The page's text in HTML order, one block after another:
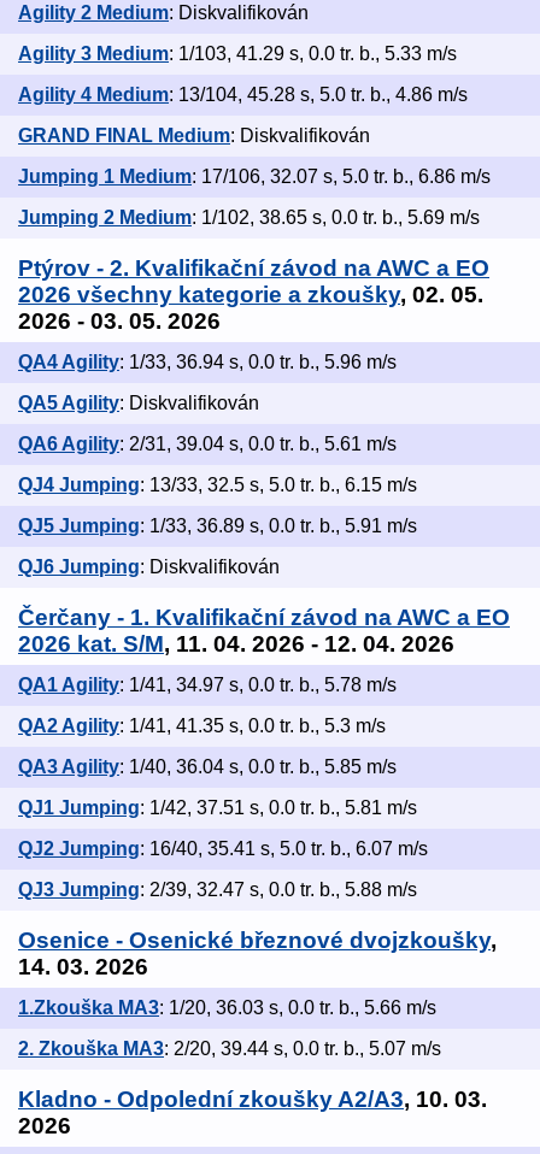
Agility 2 Medium: Diskvalifikován
Agility 3 Medium: 1/103, 41.29 s, 0.0 tr. b., 5.33 m/s
Agility 4 Medium: 13/104, 45.28 s, 5.0 tr. b., 4.86 m/s
GRAND FINAL Medium: Diskvalifikován
Jumping 1 Medium: 17/106, 32.07 s, 5.0 tr. b., 6.86 m/s
Jumping 2 Medium: 1/102, 38.65 s, 0.0 tr. b., 5.69 m/s
Ptýrov - 2. Kvalifikační závod na AWC a EO
2026 všechny kategorie a zkoušky, 02. 05.
2026 - 03. 05. 2026
QA4 Agility: 1/33, 36.94 s, 0.0 tr. b., 5.96 m/s
QA5 Agility: Diskvalifikován
QA6 Agility: 2/31, 39.04 s, 0.0 tr. b., 5.61 m/s
QJ4 Jumping: 13/33, 32.5 s, 5.0 tr. b., 6.15 m/s
QJ5 Jumping: 1/33, 36.89 s, 0.0 tr. b., 5.91 m/s
QJ6 Jumping: Diskvalifikován
Čerčany - 1. Kvalifikační závod na AWC a EO
2026 kat. S/M, 11. 04. 2026 - 12. 04. 2026
QA1 Agility: 1/41, 34.97 s, 0.0 tr. b., 5.78 m/s
QA2 Agility: 1/41, 41.35 s, 0.0 tr. b., 5.3 m/s
QA3 Agility: 1/40, 36.04 s, 0.0 tr. b., 5.85 m/s
QJ1 Jumping: 1/42, 37.51 s, 0.0 tr. b., 5.81 m/s
QJ2 Jumping: 16/40, 35.41 s, 5.0 tr. b., 6.07 m/s
QJ3 Jumping: 2/39, 32.47 s, 0.0 tr. b., 5.88 m/s
Osenice - Osenické březnové dvojzkoušky,
14. 03. 2026
1.Zkouška MA3: 1/20, 36.03 s, 0.0 tr. b., 5.66 m/s
2. Zkouška MA3: 2/20, 39.44 s, 0.0 tr. b., 5.07 m/s
Kladno - Odpolední zkoušky A2/A3, 10. 03.
2026